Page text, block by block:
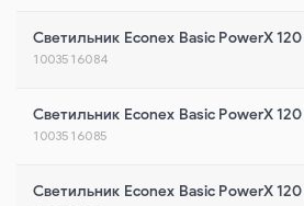
Светильник Econex Basic PowerX
1003516084
Светильник Econex Basic PowerX
1003516085
Светильник Econex Basic PowerX